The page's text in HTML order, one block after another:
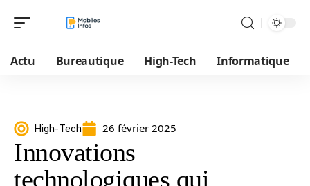
Actu Bureautique High-Tech Informatique
High-Tech 26 février 2025
Innovations
technologiques qui